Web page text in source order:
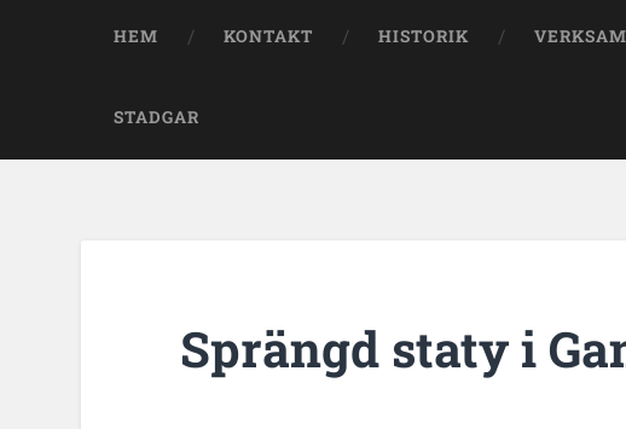
HEM KONTAKT HISTORIK
STADGAR
Sprängd staty i